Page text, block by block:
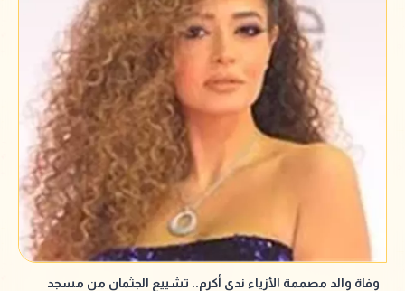
وفاة والد مصممة الأزياء ندى أكرم.. تشييع الجثمان من مسجد